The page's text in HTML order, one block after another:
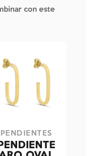
con este
PENDIENTES
PENDIENTE